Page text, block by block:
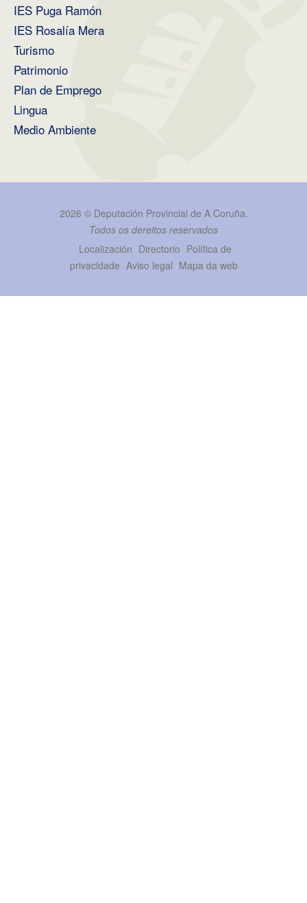
IES Puga Ramón
IES Rosalía Mera
Turismo
Patrimonio
Plan de Emprego
Lingua
Medio Ambiente
2026 © Deputación Provincial de A Coruña.
Todos os dereitos reservados
Localización Directorio Política de
privacidade Aviso legal Mapa da web